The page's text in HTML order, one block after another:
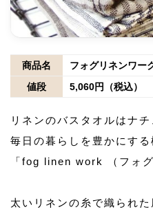
商品名
フォグリネンワ
値段
5,060円（税込）
リネンのバスタオルはナ
毎日の暮らしを豊かにす
「fog linen work （フォ
太いリネンの糸で織られ